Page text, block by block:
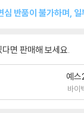
심 반품이 불가하며,
면 판매해 보세요.
예
바이